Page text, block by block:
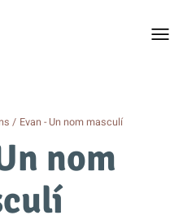
Evan - Un nom masculí
nom